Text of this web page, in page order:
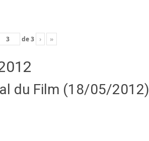
de3 › »
du Film (18/05/2012)